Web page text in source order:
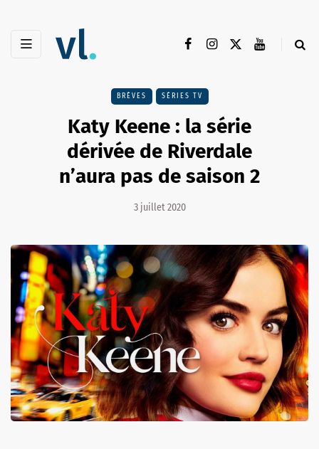
BRÈVES SÉRIES TV
Katy Keene : la série
dérivée de Riverdale
n’aura pas de saison 2
3 juillet 2020